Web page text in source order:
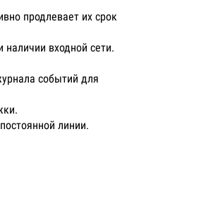
продлевает их срок
наличии входной сети.
событий для
линии.